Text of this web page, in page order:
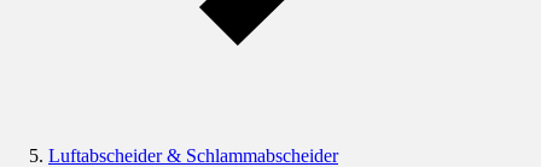
Luftabscheider & Schlammabscheider